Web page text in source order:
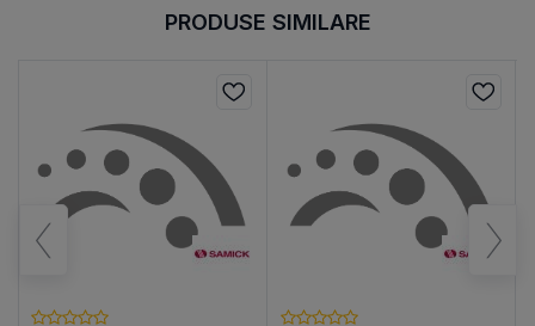
PRODUSE SIMILARE